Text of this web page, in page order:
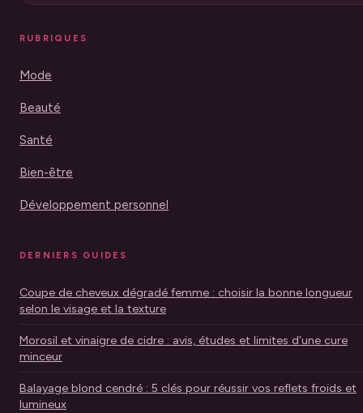
RUBRIQUES
Mode
Beauté
Santé
Bien-être
Développement personnel
DERNIERS GUIDES
Coupe de cheveux dégradé femme : choisir la bonne longueur
selon le visage et la texture
Morosil et vinaigre de cidre : avis, études et limites d’une cure
minceur
Balayage blond cendré : 5 clés pour réussir vos reflets froids et
lumineux